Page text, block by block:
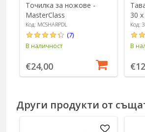
Точилка за ножове -
MasterClass
Код: MCSHARPDL
(7)
В наличност
€24,00
30
Код:
В
Други продукти от